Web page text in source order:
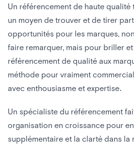
Un référencement de haute
un moyen de trouver et de tirer
opportunités pour les marques,
faire remarquer, mais pour briller
référencement de qualité aux
méthode pour vraiment
avec enthousiasme et expertise.
Un spécialiste du référencement
organisation en croissance pour
supplémentaire et la clarté dans la